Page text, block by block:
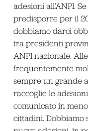
adesioni all’ANPI.
predisporre per il
dobbiamo darci
tra presidenti
ANPI nazionale.
frequentemente
sempre un grande
raccoglie le
comunicato in
cittadini. Dobbiamo